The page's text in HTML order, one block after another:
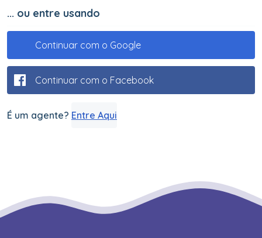
... ou entre usando
Continuar com o Google
Continuar com o Facebook
É um agente? Entre Aqui